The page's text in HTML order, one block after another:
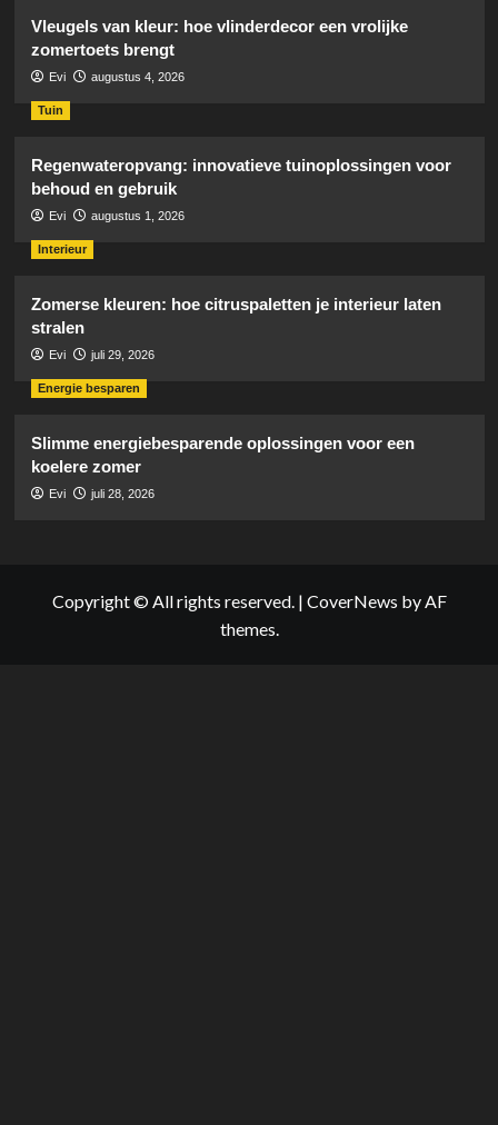
Vleugels van kleur: hoe vlinderdecor een vrolijke
zomertoets brengt
Evi augustus 4, 2026
Tuin
Regenwateropvang: innovatieve tuinoplossingen voor
behoud en gebruik
Evi augustus 1, 2026
Interieur
Zomerse kleuren: hoe citruspaletten je interieur laten
stralen
Evi juli 29, 2026
Energie besparen
Slimme energiebesparende oplossingen voor een
koelere zomer
Evi juli 28, 2026
Copyright © All rights reserved. | CoverNews by AF
themes.